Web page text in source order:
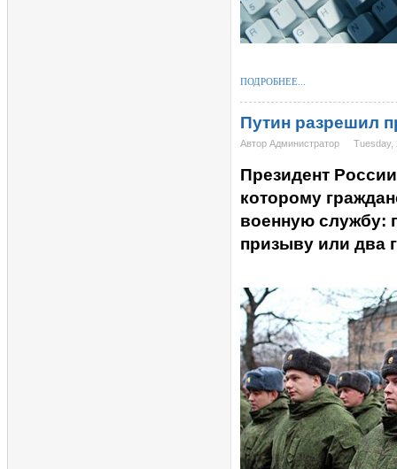
ПОДРОБНЕЕ...
Путин разрешил
Автор Администратор Tuesday,
Президент
которому
военную службу:
призыву или два